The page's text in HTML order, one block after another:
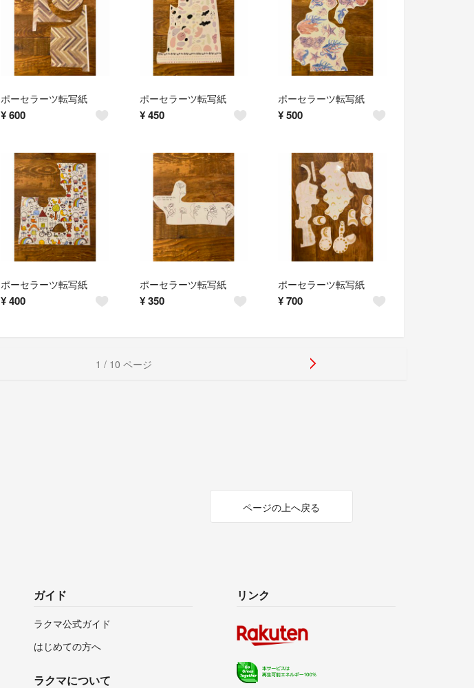
ポーセラーツ転写紙
¥600
ポーセラーツ転写紙
¥ 450
ポーセラーツ転写紙
¥500
ポーセラーツ転写紙
¥400
ポーセラーツ転写紙
¥ 350
ポーセラーツ転写紙
¥700
1 / 10 ページ
ページの上へ戻る
ガイド
ラクマ公式ガイド
はじめての方へ
ラクマについて
リンク